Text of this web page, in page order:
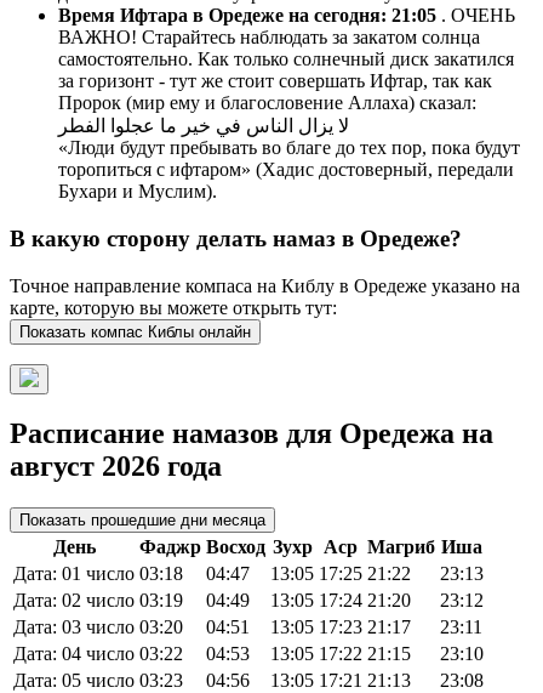
Время Ифтара в Оредеже на сегодня: 21:05 . ОЧЕНЬ
ВАЖНО! Старайтесь наблюдать за закатом солнца
самостоятельно. Как только солнечный диск закатился
за горизонт - тут же стоит совершать Ифтар, так как
Пророк (мир ему и благословение Аллаха) сказал:
لا يزال الناس في خير ما عجلوا الفطر
«Люди будут пребывать во благе до тех пор, пока будут
торопиться с ифтаром» (Хадис достоверный, передали
Бухари и Муслим).
В какую сторону делать намаз в Оредеже?
Точное направление компаса на Киблу в Оредеже указано на
карте, которую вы можете открыть тут:
Показать компас Киблы онлайн
Расписание намазов для Оредежа на
август 2026 года
Показать прошедшие дни месяца
День Фаджр Восход Зухр Аср Магриб Иша
Дата: 01 число 03:18 04:47 13:05 17:25 21:22
23:13
Дата: 02 число 03:19 04:49 13:05 17:24 21:20
23:12
Дата: 03 число 03:20 04:51 13:05 17:23 21:17
23:11
Дата: 04 число 03:22 04:53 13:05 17:22 21:15
23:10
Дата: 05 число 03:23 04:56 13:05 17:21 21:13
23:08